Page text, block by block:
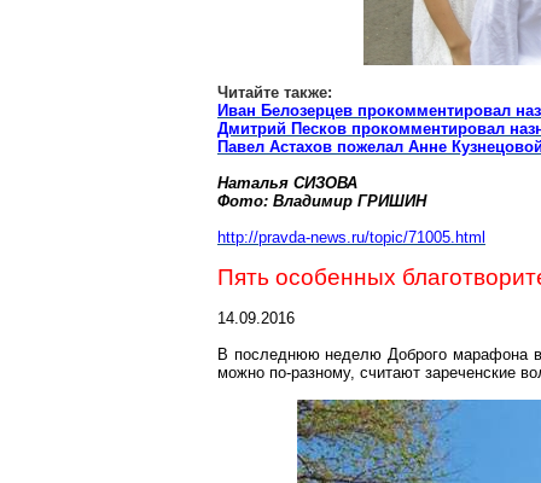
Читайте также:
Иван Белозерцев прокомментировал
Дмитрий Песков прокомментировал
Павел Астахов пожелал Анне
Наталья СИЗОВА
Фото: Владимир ГРИШИН
http://pravda-news.ru/topic/71005.html
Пять особенных
14.09.2016
В последнюю неделю Доброго марафона
можно по-разному, считают зареченские